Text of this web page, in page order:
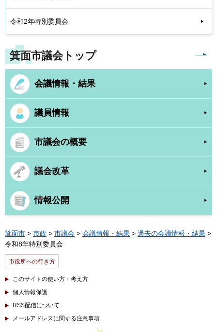
令和2年特別委員会
箕面市議会トップ
会議情報・結果
議員情報
市議会の概要
議会改革
情報公開
箕面市 > 市政 > 市議会 > 会議情報・結果 > 過去の会議情報・結果 >
令和8年特別委員会
市役所への行き方
このサイトの使い方・考え方
個人情報保護
RSS配信について
メールアドレスに関する注意事項